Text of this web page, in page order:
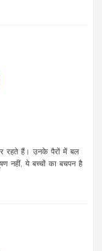
रहते हैं। उनके पैरों में बल
नहीं, ये बच्चों का बचपन है